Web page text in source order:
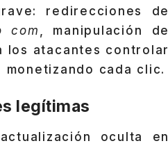
redirecciones de
com
, manipulación de
los atacantes controlar
cada clic.
legítimas
oculta en